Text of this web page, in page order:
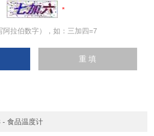
阿拉伯数字），如：三加四=7
- 食品温度计